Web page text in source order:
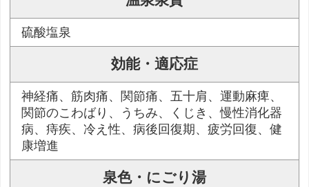
硫酸塩泉
効能・適応症
神経痛、筋肉痛、関節痛、五十肩、運動麻痺、
関節のこわばり、うちみ、くじき、慢性消化器
病、痔疾、冷え性、病後回復期、疲労回復、健
康増進
泉色・にごり湯